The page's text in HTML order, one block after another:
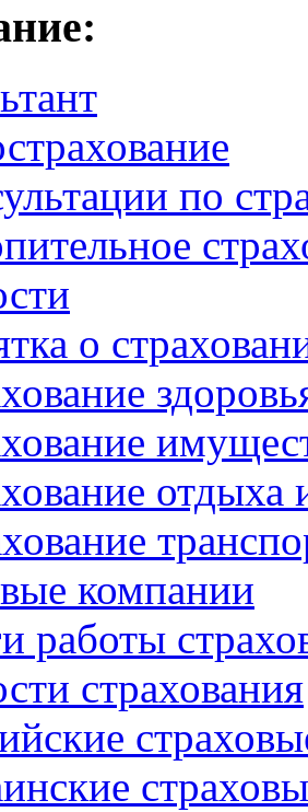
по
о
отдыха
компании
работы
страхования